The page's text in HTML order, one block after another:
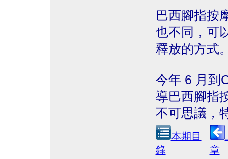
巴西腳指按
也不同，可
釋放的方式
今年 6 月到
導巴西腳指
不可思議，
本期目
錄
章